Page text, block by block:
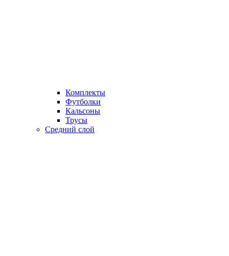
Комплекты
Футболки
Кальсоны
Трусы
Средний слой